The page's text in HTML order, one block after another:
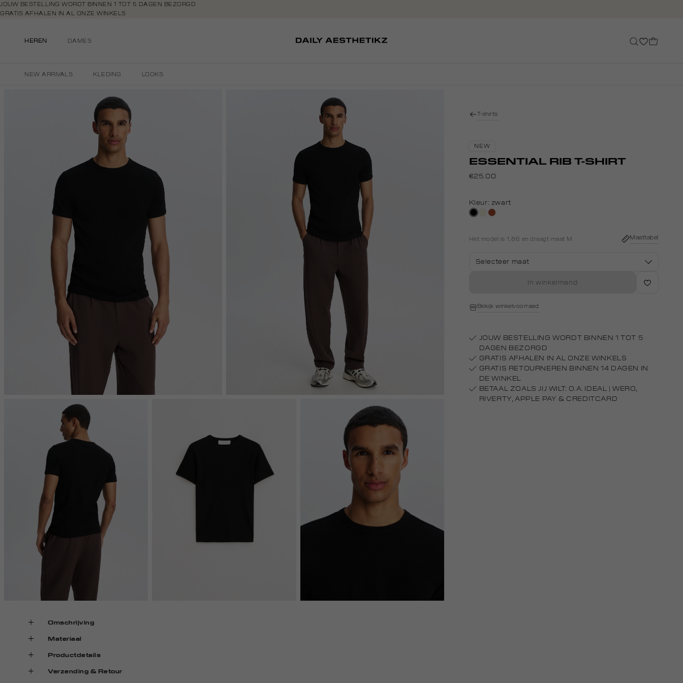
Navigeer
direct naar
Open de
JOUW BESTELLING WORDT BINNEN 1 TOT 5 DAGEN BEZORGD
GRATIS AFHALEN IN AL ONZE WINKELS
HEREN
DAMES
NEW ARRIVALS KLEDING LOOKS
T-shirts
NEW
ESSENTIAL RIB T-SHIRT
€25.00
Kleur: zwart
zwart
wit,bruin
Het model is 1.86 en draagt maat M Maattabel
Selecteer maat
In winkelmand
Bekijk winkelvoorraad
JOUW BESTELLING WORDT BINNEN 1 TOT 5
DAGEN BEZORGD
GRATIS AFHALEN IN AL ONZE WINKELS
GRATIS RETOURNEREN BINNEN 14 DAGEN IN
DE WINKEL
BETAAL ZOALS JIJ WILT: O.A. IDEAL | WERO,
RIVERTY, APPLE PAY & CREDITCARD
Omschrijving
Materiaal
Productdetails
Verzending & Retour